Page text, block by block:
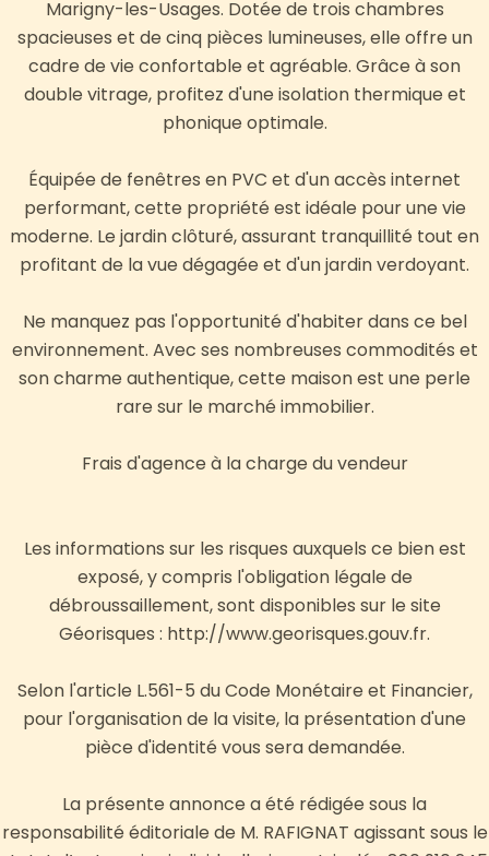
Marigny-les-Usages. Dotée de trois chambres
spacieuses et de cinq pièces lumineuses, elle offre un
cadre de vie confortable et agréable. Grâce à son
double vitrage, profitez d'une isolation thermique et
phonique optimale.
Équipée de fenêtres en PVC et d'un accès internet
performant, cette propriété est idéale pour une vie
moderne. Le jardin clôturé, assurant tranquillité tout en
profitant de la vue dégagée et d'un jardin verdoyant.
Ne manquez pas l'opportunité d'habiter dans ce bel
environnement. Avec ses nombreuses commodités et
son charme authentique, cette maison est une perle
rare sur le marché immobilier.
Frais d'agence à la charge du vendeur
Les informations sur les risques auxquels ce bien est
exposé, y compris l'obligation légale de
débroussaillement, sont disponibles sur le site
Géorisques : http://www.georisques.gouv.fr.
Selon l'article L.561-5 du Code Monétaire et Financier,
pour l'organisation de la visite, la présentation d'une
pièce d'identité vous sera demandée.
La présente annonce a été rédigée sous la
responsabilité éditoriale de M. RAFIGNAT agissant sous le